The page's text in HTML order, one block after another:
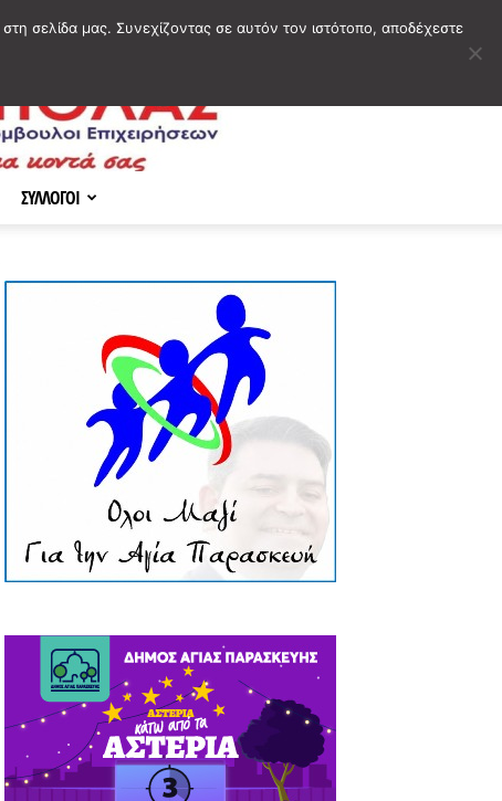
ΣΥΛΛΟΓΟΙ
σελίδα μας. Συνεχίζοντας σε αυτόν τον ιστότοπο, αποδέχεστε